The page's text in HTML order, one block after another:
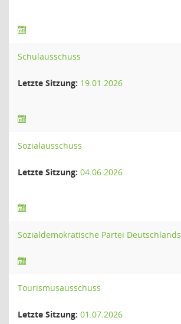
Schulausschuss
Letzte Sitzung: 19.01.2026
Sozialausschuss
Letzte Sitzung: 04.06.2026
Sozialdemokratische Partei Deutschlands
Tourismusausschuss
Letzte Sitzung: 01.07.2026